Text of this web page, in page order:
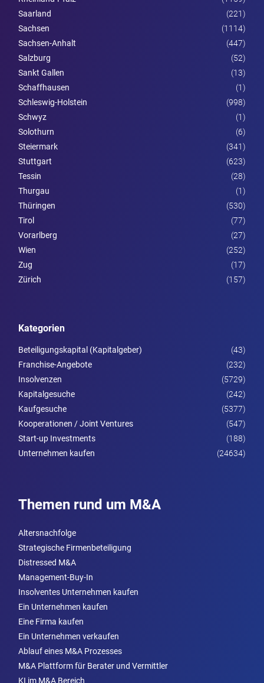
Saarland
(221)
Sachsen
(1114)
Sachsen-Anhalt
(447)
Salzburg
(52)
Sankt Gallen
(13)
Schaffhausen
(1)
Schleswig-Holstein
(998)
Schwyz
(1)
Solothurn
(6)
Steier­mark
(341)
Stuttgart
(623)
Tessin
(28)
Thurgau
(1)
Thüringen
(530)
Tirol
(77)
Vorarl­berg
(27)
Wien
(252)
Zug
(17)
Zürich
(157)
Kategorien
Beteiligungskapital (Kapitalgeber)
(43)
Franchise-Angebote
(232)
Insolvenzen
(5729)
Kapitalgesuche
(242)
Kaufgesuche
(5377)
Kooperationen / Joint Ventures
(547)
Start-up Investments
(188)
Unternehmen kaufen
(24634)
Themen rund um M&A
Altersnachfolge
Strategische Firmenbeteiligung
Distressed M&A
Management-Buy-In
Insolventes Unternehmen kaufen
Ein Unternehmen kaufen
Eine Firma kaufen
Ein Unternehmen verkaufen
Ablauf eines M&A Prozesses
M&A Plattform für Berater und Vermittler
KI im M&A Bereich